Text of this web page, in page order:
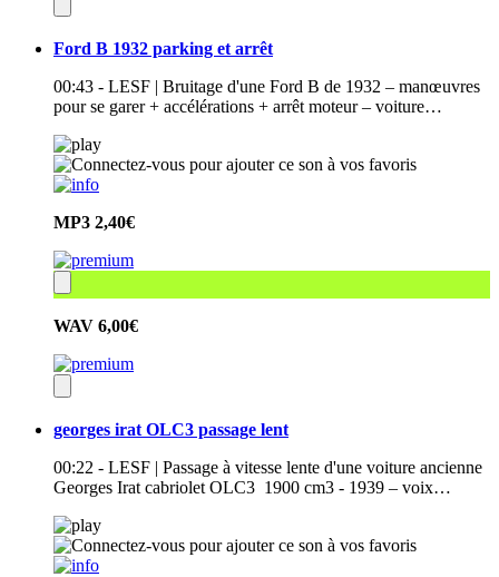
Ford B 1932 parking et arrêt
00:43 - LESF | Bruitage d'une Ford B de 1932 – manœuvres
pour se garer + accélérations + arrêt moteur – voiture…
MP3 2,40€
WAV 6,00€
georges irat OLC3 passage lent
00:22 - LESF | Passage à vitesse lente d'une voiture ancienne
Georges Irat cabriolet OLC3 1900 cm3 - 1939 – voix…